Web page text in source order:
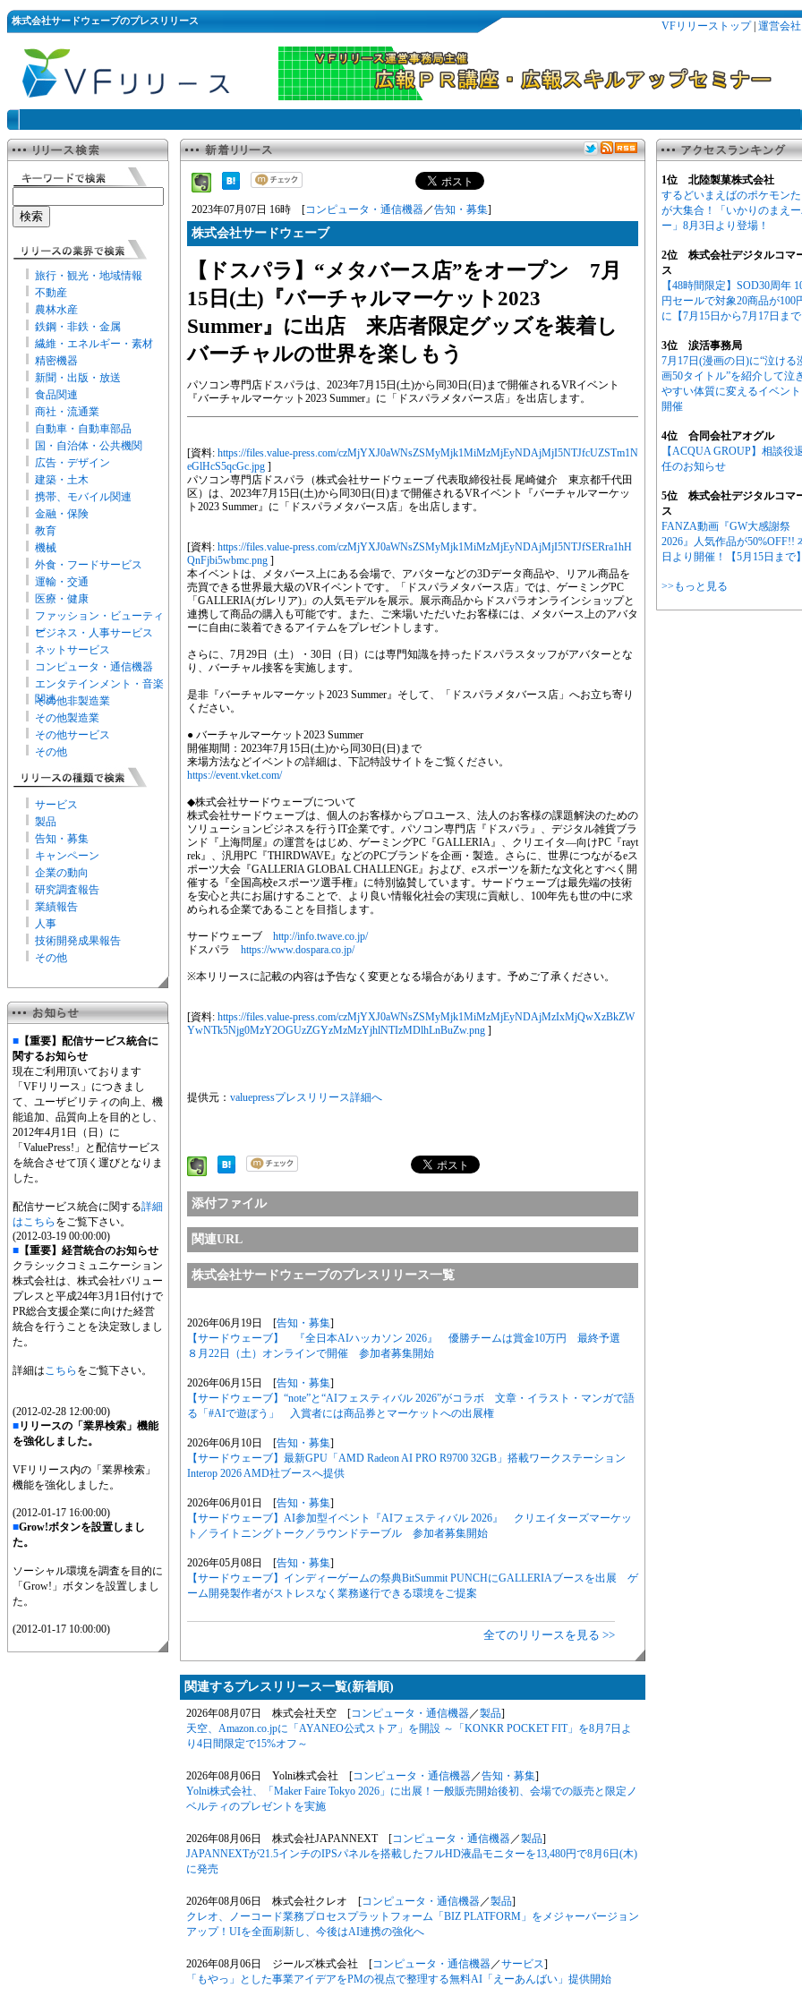
株式会社サードウェーブのプレスリリース VFリリーストップ| 運営会社
旅行・観光・地域情報
不動産
農林水産
鉄鋼・非鉄・金属
繊維・エネルギー・素材
精密機器
新聞・出版・放送
食品関連
商社・流通業
自動車・自動車部品
国・自治体・公共機関
広告・デザイン
建築・土木
携帯、モバイル関連
金融・保険
教育
機械
外食・フードサービス
運輸・交通
医療・健康
ファッション・ビューティ
ー
ビジネス・人事サービス
ネットサービス
コンピュータ・通信機器
エンタテインメント・音楽
関連
その他非製造業
その他製造業
その他サービス
その他
サービス
製品
告知・募集
キャンペーン
企業の動向
研究調査報告
業績報告
人事
技術開発成果報告
その他
■ 【重要】配信サービス統合に
関するお知らせ
現在ご利用頂いております
「VFリリース」につきまし
て、ユーザビリティの向上、機
能追加、品質向上を目的とし、
2012年4月1日（日）に
「ValuePress!」と配信サービス
を統合させて頂く運びとなりま
した。
配信サービス統合に関する詳細
はこちら をご覧下さい。
(2012-03-19 00:00:00)
■ 【重要】経営統合のお知らせ
クラシックコミュニケーション
株式会社は、株式会社バリュー
プレスと平成24年3月1日付けで
PR総合支援企業に向けた経営
統合を行うことを決定致しまし
た。
詳細はこちら をご覧下さい。
(2012-02-28 12:00:00)
■リリースの「業界検索」機能
を強化しました。
VFリリース内の「業界検索」
機能を強化しました。
(2012-01-17 16:00:00)
■Grow!ボタンを設置しまし
た。
ソーシャル環境を調査を目的に
「Grow!」ボタンを設置しまし
た。
(2012-01-17 10:00:00)
2023年07月07日 16時 [コンピュータ・通信機器／告知・募集]
株式会社サードウェーブ
【ドスパラ】“メタバース店”をオープン 7月
15日(土)『バーチャルマーケット2023
Summer』に出店 来店者限定グッズを装着し
バーチャルの世界を楽しもう
パソコン専門店ドスパラは、2023年7月15日(土)から同30日(日)まで開催されるVRイベント
『バーチャルマーケット2023 Summer』に「ドスパラメタバース店」を出店します。
[資料: https://files.value-press.com/czMjYXJ0aWNsZSMyMjk1MiMzMjEyNDAjMjI5NTJfcUZSTm1N
eGlHcS5qcGc.jpg ]
パソコン専門店ドスパラ（株式会社サードウェーブ 代表取締役社長 尾崎健介 東京都千代田
区）は、2023年7月15日(土)から同30日(日)まで開催されるVRイベント『バーチャルマーケッ
ト2023 Summer』に「ドスパラメタバース店」を出店します。
[資料: https://files.value-press.com/czMjYXJ0aWNsZSMyMjk1MiMzMjEyNDAjMjI5NTJfSERra1hH
QnFjbi5wbmc.png ]
本イベントは、メタバース上にある会場で、アバターなどの3Dデータ商品や、リアル商品を
売買できる世界最大級のVRイベントです。「ドスパラメタバース店」では、ゲーミングPC
「GALLERIA(ガレリア)」の人気モデルを展示。展示商品からドスパラオンラインショップと
連携して商品の購入も可能です。また、ご来場いただいたお客様には、メタバース上のアバタ
ーに自由に装着できるアイテムをプレゼントします。
さらに、7月29日（土）・30日（日）には専門知識を持ったドスパラスタッフがアバターとな
り、バーチャル接客を実施します。
是非『バーチャルマーケット2023 Summer』そして、「ドスパラメタバース店」へお立ち寄り
ください。
● バーチャルマーケット2023 Summer
開催期間：2023年7月15日(土)から同30日(日)まで
来場方法などイベントの詳細は、下記特設サイトをご覧ください。
https://event.vket.com/
◆株式会社サードウェーブについて
株式会社サードウェーブは、個人のお客様からプロユース、法人のお客様の課題解決のための
ソリューションビジネスを行うIT企業です。パソコン専門店『ドスパラ』、デジタル雑貨ブラ
ンド『上海問屋』の運営をはじめ、ゲーミングPC『GALLERIA』、クリエイタ―向けPC『rayt
rek』、汎用PC『THIRDWAVE』などのPCブランドを企画・製造。さらに、世界につながるeス
ポーツ大会『GALLERIA GLOBAL CHALLENGE』および、eスポーツを新たな文化とすべく開
催する『全国高校eスポーツ選手権』に特別協賛しています。サードウェーブは最先端の技術
を安心と共にお届けすることで、より良い情報化社会の実現に貢献し、100年先も世の中に求
められる企業であることを目指します。
サードウェーブ http://info.twave.co.jp/
ドスパラ https://www.dospara.co.jp/
※本リリースに記載の内容は予告なく変更となる場合があります。予めご了承ください。
[資料: https://files.value-press.com/czMjYXJ0aWNsZSMyMjk1MiMzMjEyNDAjMzIxMjQwXzBkZW
YwNTk5Njg0MzY2OGUzZGYzMzMzYjhlNTIzMDlhLnBuZw.png ]
提供元： valuepressプレスリリース詳細へ
添付ファイル
関連URL
株式会社サードウェーブのプレスリリース一覧
2026年06月19日 [告知・募集]
【サードウェーブ】 『全日本AIハッカソン 2026』 優勝チームは賞金10万円 最終予選
８月22日（土）オンラインで開催 参加者募集開始
2026年06月15日 [告知・募集]
【サードウェーブ】“note”と“AIフェスティバル 2026”がコラボ 文章・イラスト・マンガで語
る「#AIで遊ぼう」 入賞者には商品券とマーケットへの出展権
2026年06月10日 [告知・募集]
【サードウェーブ】最新GPU「AMD Radeon AI PRO R9700 32GB」搭載ワークステーション
Interop 2026 AMD社ブースへ提供
2026年06月01日 [告知・募集]
【サードウェーブ】AI参加型イベント『AIフェスティバル 2026』 クリエイターズマーケッ
ト／ライトニングトーク／ラウンドテーブル 参加者募集開始
2026年05月08日 [告知・募集]
【サードウェーブ】インディーゲームの祭典BitSummit PUNCHにGALLERIAブースを出展 ゲ
ーム開発製作者がストレスなく業務遂行できる環境をご提案
全てのリリースを見る >>
関連するプレスリリース一覧(新着順)
2026年08月07日 株式会社天空 [コンピュータ・通信機器／製品]
天空、Amazon.co.jpに「AYANEO公式ストア」を開設 ～「KONKR POCKET FIT」を8月7日よ
り4日間限定で15%オフ～
2026年08月06日 Yolni株式会社 [コンピュータ・通信機器／告知・募集]
Yolni株式会社、「Maker Faire Tokyo 2026」に出展！一般販売開始後初、会場での販売と限定ノ
ベルティのプレゼントを実施
2026年08月06日 株式会社JAPANNEXT [コンピュータ・通信機器／製品]
JAPANNEXTが21.5インチのIPSパネルを搭載したフルHD液晶モニターを13,480円で8月6日(木)
に発売
2026年08月06日 株式会社クレオ [コンピュータ・通信機器／製品]
クレオ、ノーコード業務プロセスプラットフォーム「BIZ PLATFORM」をメジャーバージョン
アップ！UIを全面刷新し、今後はAI連携の強化へ
2026年08月06日 ジールズ株式会社 [コンピュータ・通信機器／サービス]
「もやっ」とした事業アイデアをPMの視点で整理する無料AI「えーあんばい」提供開始
1位 北陸製菓株式会社
するどいまえばのポケモン
が大集合！「いかりのまえ
ー」8月3日より登場！
2位 株式会社デジタルコマ
ス
【48時間限定】SOD30周年
円セールで対象20商品が100
に【7月15日から7月17日まで
3位 涙活事務局
7月17日(漫画の日)に“泣ける
画50タイトル”を紹介して泣
やすい体質に変えるイベン
開催
4位 合同会社アオグル
【ACQUA GROUP】相談役
任のお知らせ
5位 株式会社デジタルコマ
ス
FANZA動画『GW大感謝祭
2026』人気作品が50%OFF!!
日より開催！【5月15日まで】
>>もっと見る